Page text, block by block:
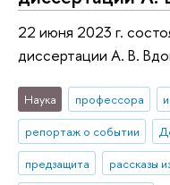
22 июня 2023 г.
диссертации А. В.
Наука профессора
репортаж о событии
предзащита
рассказы